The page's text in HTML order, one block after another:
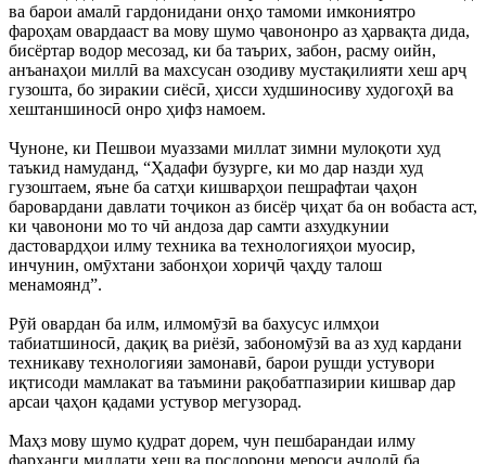
ва барои амалӣ гардонидани онҳо тамоми имкониятро
фароҳам овардааст ва мову шумо ҷавононро аз ҳарвақта дида,
бисёртар водор месозад, ки ба таърих, забон, расму оийн,
анъанаҳои миллӣ ва махсусан озодиву мустақилияти хеш арҷ
гузошта, бо зиракии сиёсӣ, ҳисси худшиносиву худогоҳӣ ва
хештаншиносӣ онро ҳифз намоем.
Чуноне, ки Пешвои муаззами миллат зимни мулоқоти худ
таъкид намуданд, “Ҳадафи бузурге, ки мо дар назди худ
гузоштаем, яъне ба сатҳи кишварҳои пешрафтаи ҷаҳон
баровардани давлати тоҷикон аз бисёр ҷиҳат ба он вобаста аст,
ки ҷавонони мо то чӣ андоза дар самти азхудкунии
дастовардҳои илму техника ва технологияҳои муосир,
инчунин, омӯхтани забонҳои хориҷӣ ҷаҳду талош
менамоянд”.
Рӯй овардан ба илм, илмомӯзӣ ва бахусус илмҳои
табиатшиносӣ, дақиқ ва риёзӣ, забономӯзӣ ва аз худ кардани
техникаву технологияи замонавӣ, барои рушди устувори
иқтисоди мамлакат ва таъмини рақобатпазирии кишвар дар
арсаи ҷаҳон қадами устувор мегузорад.
Маҳз мову шумо қудрат дорем, чун пешбарандаи илму